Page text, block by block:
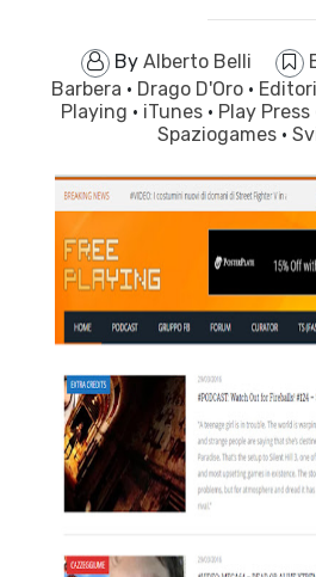
By Alberto Belli
Barbera · Drago D'Oro ·
Playing · iTunes · Play Press
Spaziogames ·